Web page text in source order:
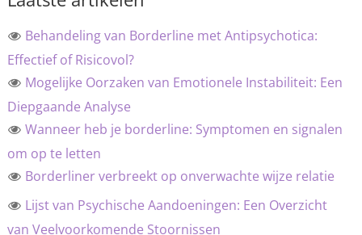
Behandeling van Borderline met Antipsychotica:
Effectief of Risicovol?
Mogelijke Oorzaken van Emotionele Instabiliteit: Een
Diepgaande Analyse
Wanneer heb je borderline: Symptomen en signalen
om op te letten
Borderliner verbreekt op onverwachte wijze relatie
Lijst van Psychische Aandoeningen: Een Overzicht
van Veelvoorkomende Stoornissen